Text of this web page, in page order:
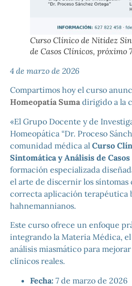
Curso Clínico de Nitidez
de Casos Clínicos, próximo
4 de marzo de 2026
Compartimos hoy el curso
Homeopatía Suma dirigido a la
«El Grupo Docente y de
Homeopática “Dr. Proceso
comunidad médica al Curso
Sintomática y Análisis de
formación especializada
el arte de discernir los síntomas
correcta aplicación terapéutica
hahnemannianos.
Este curso ofrece un enfoque
integrando la Materia Médica,
análisis miasmático para
clínicos reales.
Fecha: 7 de marzo de 2026